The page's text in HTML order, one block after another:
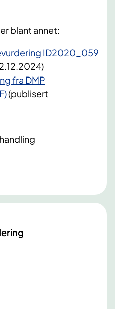
blant annet:
ID2020_059
fra DMP
(publisert